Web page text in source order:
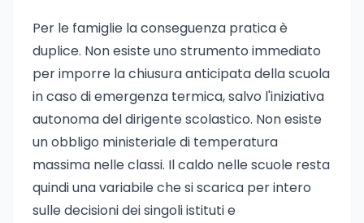
Per le famiglie la conseguenza pratica è
duplice. Non esiste uno strumento immediato
per imporre la chiusura anticipata della scuola
in caso di emergenza termica, salvo l'iniziativa
autonoma del dirigente scolastico. Non esiste
un obbligo ministeriale di temperatura
massima nelle classi. Il caldo nelle scuole resta
quindi una variabile che si scarica per intero
sulle decisioni dei singoli istituti e